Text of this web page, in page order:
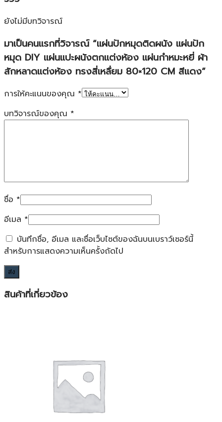
ยังไม่มีบทวิจารณ์
มาเป็นคนแรกที่วิจารณ์ “แผ่นปักหมุดติดผนัง แผ่นปัก
หมุด DIY แผ่นแปะผนังตกแต่งห้อง แผ่นกำหมะหยี่ ผ้า
สักหลาดแต่งห้อง ทรงสี่เหลื่ยม 80×120 CM สีแดง”
การให้คะแนนของคุณ *
บทวิจารณ์ของคุณ *
ชื่อ *
อีเมล *
บันทึกชื่อ, อีเมล และชื่อเว็บไซต์ของฉันบนเบราว์เซอร์นี้
สำหรับการแสดงความเห็นครั้งถัดไป
สินค้าที่เกี่ยวข้อง